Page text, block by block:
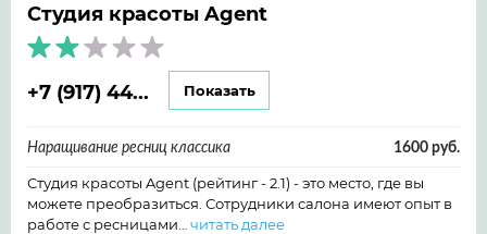
Студия красоты Agent
+7 (917) 44... Показать
Наращивание ресниц классика 1600 руб.
Студия красоты Agent (рейтинг - 2.1) - это место, где вы
можете преобразиться. Сотрудники салона имеют опыт в
работе с ресницами… читать далее